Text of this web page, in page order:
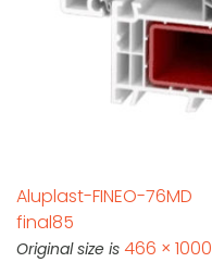
Aluplast-FINEO-76MD
final85
Original size is 466 × 1000